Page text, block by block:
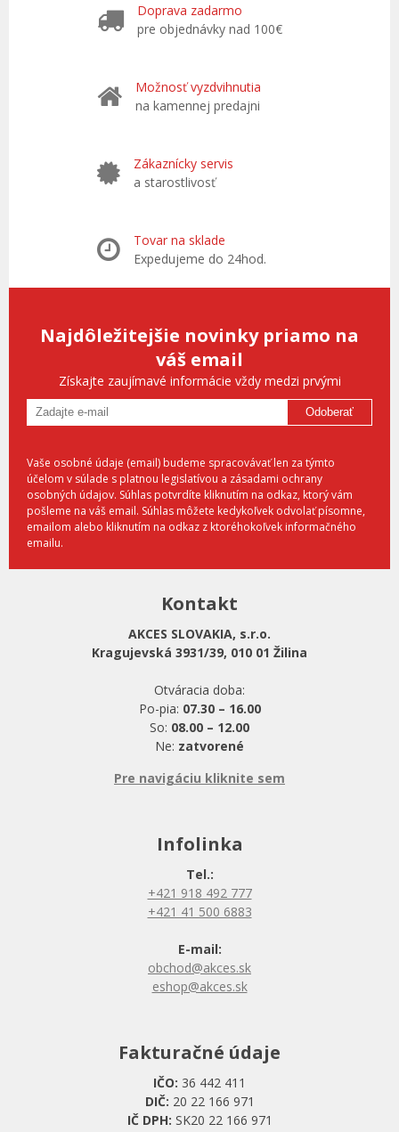
Doprava zadarmo
pre objednávky nad 100€
Možnosť vyzdvihnutia
na kamennej predajni
Zákaznícky servis
a starostlivosť
Tovar na sklade
Expedujeme do 24hod.
Najdôležitejšie novinky priamo na
váš email
Získajte zaujímavé informácie vždy medzi prvými
Odoberať
Vaše osobné údaje (email) budeme spracovávať len za týmto
účelom v súlade s platnou legislatívou a zásadami ochrany
osobných údajov. Súhlas potvrdíte kliknutím na odkaz, ktorý vám
pošleme na váš email. Súhlas môžete kedykoľvek odvolať písomne,
emailom alebo kliknutím na odkaz z ktoréhokoľvek informačného
emailu.
Kontakt
AKCES SLOVAKIA, s.r.o.
Kragujevská 3931/39, 010 01 Žilina
Otváracia doba:
Po-pia: 07.30 – 16.00
So: 08.00 – 12.00
Ne: zatvorené
Pre navigáciu kliknite sem
Infolinka
Tel.:
+421 918 492 777
+421 41 500 6883
E-mail:
obchod@akces.sk
eshop@akces.sk
Fakturačné údaje
IČO: 36 442 411
DIČ: 20 22 166 971
IČ DPH: SK20 22 166 971